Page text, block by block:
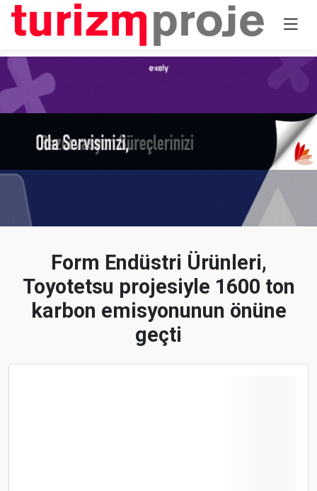
Form Endüstri Ürünleri,
Toyotetsu projesiyle 1600 ton
karbon emisyonunun önüne
geçti